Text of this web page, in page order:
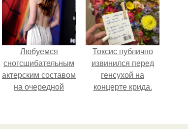
Любуемся
сногсшибательным
актерским составом
на очередной
Токсис публично
извинился перед
генсухой на
концерте крида.